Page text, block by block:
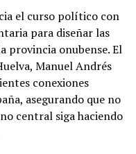
el curso político con
para diseñar las
provincia onubense. El
Manuel Andrés
conexiones
asegurando que no
central siga haciendo